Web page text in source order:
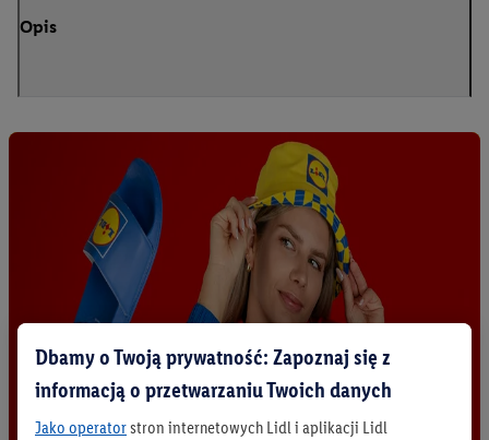
Opis
Dbamy o Twoją prywatność: Zapoznaj się z
informacją o przetwarzaniu Twoich danych
Jako operatorstron internetowych Lidl i aplikacji Lidl